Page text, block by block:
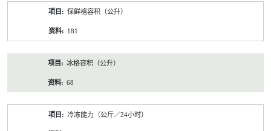
保鲜格容积（公升）
181
冰格容积（公升）
68
冷冻能力（公斤／24小时）